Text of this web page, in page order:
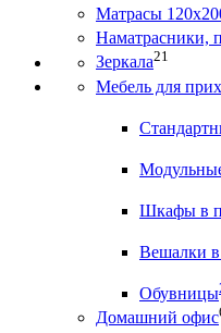
Матрасы
Наматрасники,
Зеркала21
Мебель для
Шкафы в
Вешалки
Обувницы
Домашний офис